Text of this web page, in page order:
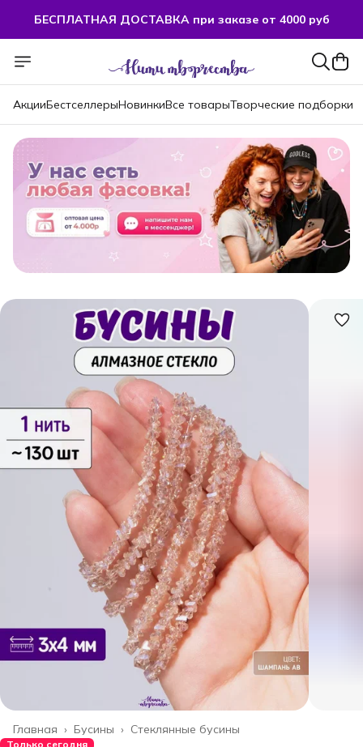
БЕСПЛАТНАЯ ДОСТАВКА при заказе от 4000 руб
АкцииБестселлерыНовинкиВсе товарыТворческие подборки
Стеклянные бусины
Бусины ›
Главная ›
Только сегодня